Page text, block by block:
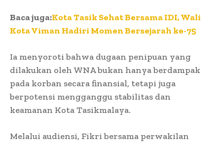
Baca juga:Kota Tasik Sehat Bersama IDI, Wali
Kota Viman Hadiri Momen Bersejarah ke-75
Ia menyoroti bahwa dugaan penipuan yang
dilakukan oleh WNA bukan hanya berdampak
pada korban secara finansial, tetapi juga
berpotensi mengganggu stabilitas dan
keamanan Kota Tasikmalaya.
Melalui audiensi, Fikri bersama perwakilan